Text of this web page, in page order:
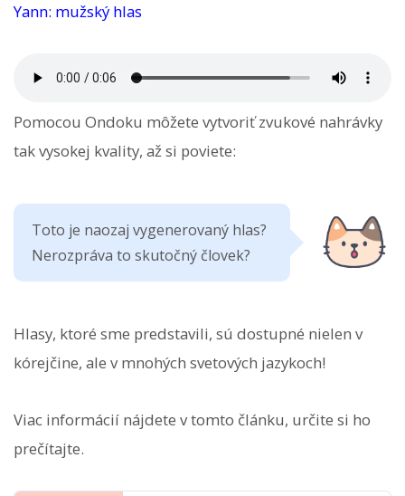
Yann: mužský hlas
Pomocou Ondoku môžete vytvoriť zvukové nahrávky
tak vysokej kvality, až si poviete:
Toto je naozaj vygenerovaný hlas?
Nerozpráva to skutočný človek?
Hlasy, ktoré sme predstavili, sú dostupné nielen v
kórejčine, ale v mnohých svetových jazykoch!
Viac informácií nájdete v tomto článku, určite si ho
prečítajte.